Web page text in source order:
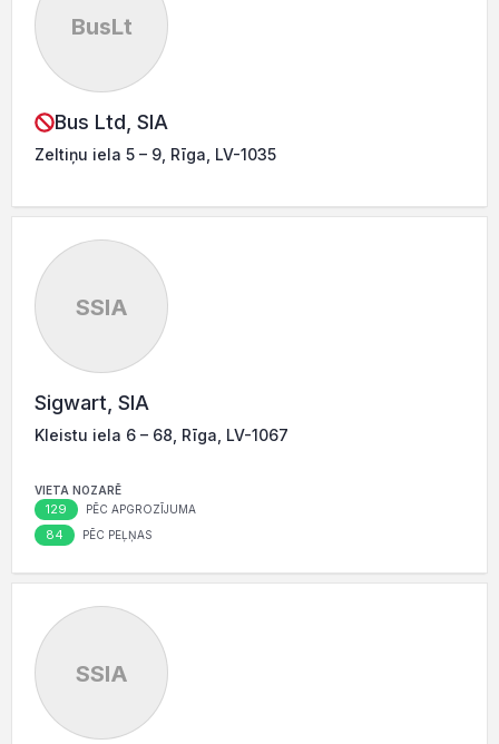
BusLt
Bus Ltd, SIA
Zeltiņu iela 5 – 9, Rīga, LV-1035
SSIA
Sigwart, SIA
Kleistu iela 6 – 68, Rīga, LV-1067
VIETA NOZARĒ
129 PĒC APGROZĪJUMA
84 PĒC PEĻŅAS
SSIA